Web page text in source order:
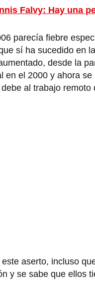
Falvy: Hay una
parecía fiebre
sí ha sucedido en
desde la
el 2000 y ahora
al trabajo
aserto, incluso
y se sabe que ellos